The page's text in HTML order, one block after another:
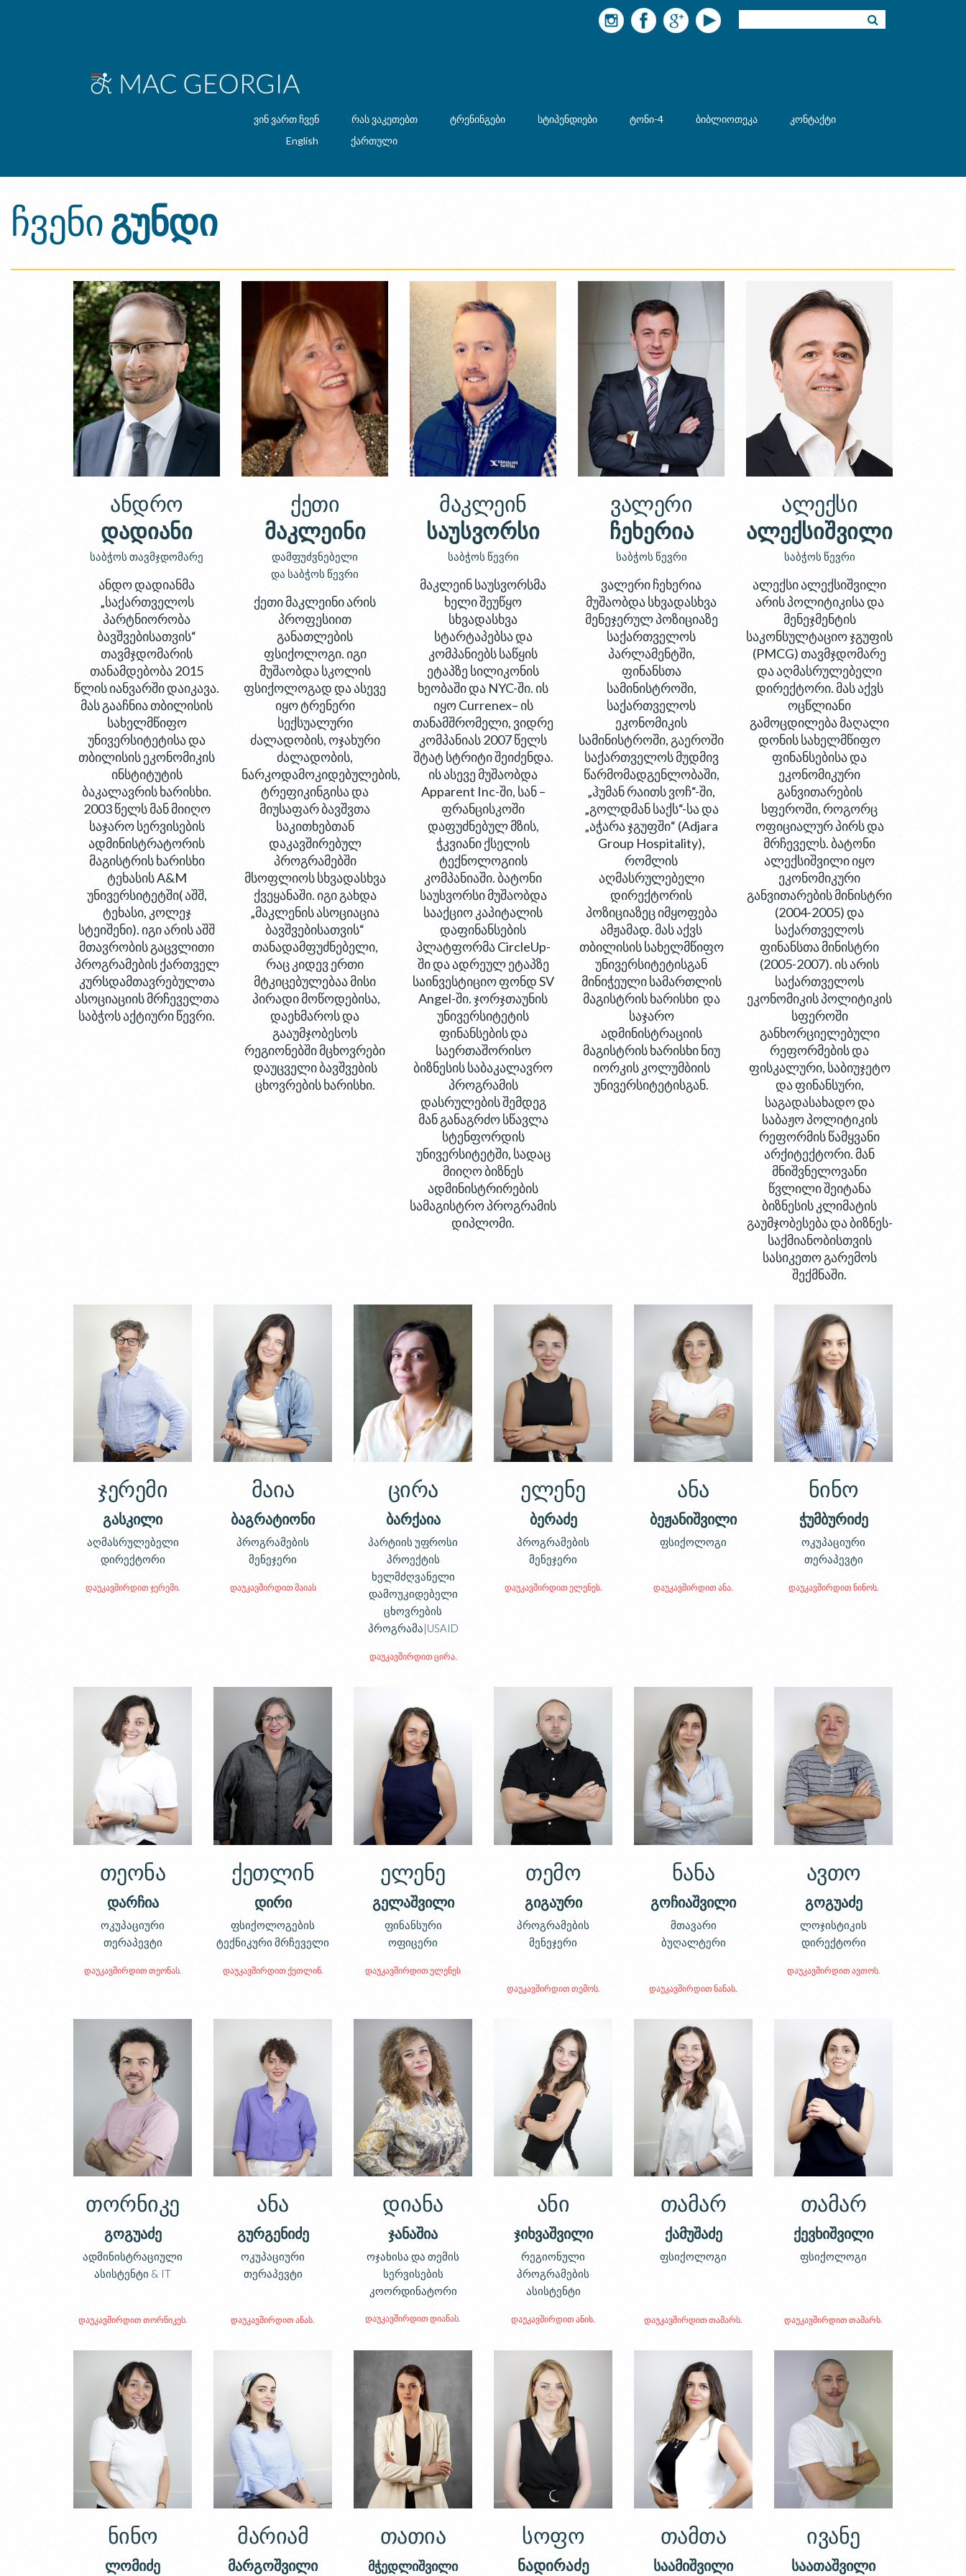
ვინ ვართ ჩვენ რას ვაკეთებთ ტრენინგები სტიპენდიები ტონი-4 ბიბლიოთეკა
კონტაქტი
English
ქართული
ჩვენიგუნდი
ანდრო
დადიანი
საბჭოს თავმჯდომარე
ანდო დადიანმა
„საქართველოს
პარტნიორობა
ბავშვებისათვის“
თავმჯდომარის
თანამდებობა 2015
წლის იანვარში დაიკავა.
მას გააჩნია თბილისის
სახელმწიფო
უნივერსიტეტისა და
თბილისის ეკონომიკის
ინსტიტუტის
ბაკალავრის ხარისხი.
2003 წელს მან მიიღო
საჯარო სერვისების
ადმინისტრატორის
მაგისტრის ხარისხი
ტეხასის A&M
უნივერსიტეტში( აშშ,
ტეხასი, კოლეჯ
სტეიშენი). იგი არის აშშ
მთავრობის გაცვლითი
პროგრამების ქართველ
კურსდამთავრებულთა
ასოციაციის მრჩეველთა
საბჭოს აქტიური წევრი.
ქეთი
მაკლეინი
დამფუძვნებელი
და საბჭოს წევრი
ქეთი მაკლეინი არის
პროფესიით
განათლების
ფსიქოლოგი. იგი
მუშაობდა სკოლის
ფსიქოლოგად და ასევე
იყო ტრენერი
სექსუალური
ძალადობის, ოჯახური
ძალადობის,
ნარკოდამოკიდებულების,
ტრეფიკინგისა და
მიუსაფარ ბავშვთა
საკითხებთან
დაკავშირებულ
პროგრამებში
მსოფლიოს სხვადასხვა
ქვეყანაში. იგი გახდა
„მაკლენის ასოციაცია
ბავშვებისათვის“
თანადამფუძნებელი,
რაც კიდევ ერთი
მტკიცებულებაა მისი
პირადი მოწოდებისა,
დაეხმაროს და
გააუმჯობესოს
რეგიონებში მცხოვრები
დაუცველი ბავშვების
ცხოვრების ხარისხი.
მაკლეინ
საუსვორსი
საბჭოს წევრი
მაკლეინ საუსვორსმა
ხელი შეუწყო
სხვადასხვა
სტარტაპებსა და
კომპანიებს საწყის
ეტაპზე სილიკონის
ხეობაში და NYC-ში. ის
იყო Currenex– ის
თანამშრომელი, ვიდრე
კომპანიას 2007 წელს
შტატ სტრიტი შეიძენდა.
ის ასევე მუშაობდა
Apparent Inc-ში, სან –
ფრანცისკოში
დაფუძნებულ მზის,
ჭკვიანი ქსელის
ტექნოლოგიის
კომპანიაში. ბატონი
საუსვორსი მუშაობდა
სააქციო კაპიტალის
დაფინანსების
პლატფორმა CircleUp-
ში და ადრეულ ეტაპზე
საინვესტიციო ფონდ SV
Angel-ში. ჯორჯთაუნის
უნივერსიტეტის
ფინანსების და
საერთაშორისო
ბიზნესის საბაკალავრო
პროგრამის
დასრულების შემდეგ
მან განაგრძო სწავლა
სტენფორდის
უნივერსიტეტში, სადაც
მიიღო ბიზნეს
ადმინისტრირების
სამაგისტრო პროგრამის
დიპლომი.
ვალერი
ჩეხერია
საბჭოს წევრი
ვალერი ჩეხერია
მუშაობდა სხვადასხვა
მენეჯერულ პოზიციაზე
საქართველოს
პარლამენტში,
ფინანსთა
სამინისტროში,
საქართველოს
ეკონომიკის
სამინისტროში, გაეროში
საქართველოს მუდმივ
წარმომადგენლობაში,
„ჰუმან რაითს ვოჩ“-ში,
„გოლდმან საქს“-სა და
„აჭარა ჯგუფში“ (Adjara
Group Hospitality),
რომლის
აღმასრულებელი
დირექტორის
პოზიციაზეც იმყოფება
ამჟამად. მას აქვს
თბილისის სახელმწიფო
უნივერსიტეტისგან
მინიჭეული სამართლის
მაგისტრის ხარისხი და
საჯარო
ადმინისტრაციის
მაგისტრის ხარისხი ნიუ
იორკის კოლუმბიის
უნივერსიტეტისგან.
ალექსი
ალექსიშვილი
საბჭოს წევრი
ალექსი ალექსიშვილი
არის პოლიტიკისა და
მენეჯმენტის
საკონსულტაციო ჯგუფის
(PMCG) თავმჯდომარე
და აღმასრულებელი
დირექტორი. მას აქვს
ოცწლიანი
გამოცდილება მაღალი
დონის სახელმწიფო
ფინანსებისა და
ეკონომიკური
განვითარების
სფეროში, როგორც
ოფიციალურ პირს და
მრჩეველს. ბატონი
ალექსიშვილი იყო
ეკონომიკური
განვითარების მინისტრი
(2004-2005) და
საქართველოს
ფინანსთა მინისტრი
(2005-2007). ის არის
საქართველოს
ეკონომიკის პოლიტიკის
სფეროში
განხორციელებული
რეფორმების და
ფისკალური, საბიუჯეტო
და ფინანსური,
საგადასახადო და
საბაჟო პოლიტიკის
რეფორმის წამყვანი
არქიტექტორი. მან
მნიშვნელოვანი
წვლილი შეიტანა
ბიზნესის კლიმატის
გაუმჯობესება და ბიზნეს-
საქმიანობისთვის
სასიკეთო გარემოს
შექმნაში.
ჯერემი
გასკილი
აღმასრულებელი
დირექტორი
დაუკავშირდით ჯერემი.
მაია
ბაგრატიონი
პროგრამების
მენეჯერი
დაუკავშირდით მაიას
ცირა
ბარქაია
პარტიის უფროსი
პროექტის
ხელმძღვანელი
დამოუკიდებელი
ცხოვრების
პროგრამა|USAID
დაუკავშირდით ცირა.
ელენე
ბერაძე
პროგრამების
მენეჯერი
დაუკავშირდით ელენეს.
ანა
ბეჟანიშვილი
ფსიქოლოგი
დაუკავშირდით ანა.
ნინო
ჭუმბურიძე
ოკუპაციური
თერაპევტი
დაუკავშირდით ნინოს.
თეონა
დარჩია
ოკუპაციური
თერაპევტი
დაუკავშირდით თეონას.
ქეთლინ
დირი
ფსიქოლოგების
ტექნიკური მრჩეველი
დაუკავშირდით ქეთლინ.
ელენე
გელაშვილი
ფინანსური
ოფიცერი
დაუკავშირდით ელენეს
თემო
გიგაური
პროგრამების
მენეჯერი
დაუკავშირდით თემოს.
ნანა
გოჩიაშვილი
მთავარი
ბუღალტერი
დაუკავშირდით ნანას.
ავთო
გოგუაძე
ლოჯისტიკის
დირექტორი
დაუკავშირდით ავთოს.
თორნიკე
გოგუაძე
ადმინისტრაციული
ასისტენტი & IT
დაუკავშირდით თორნიკეს.
ანა
გურგენიძე
ოკუპაციური
თერაპევტი
დაუკავშირდით ანას.
დიანა
ჯანაშია
ოჯახისა და თემის
სერვისების
კოორდინატორი
დაუკავშირდით დიანას.
ანი
ჯიხვაშვილი
რეგიონული
პროგრამების
ასისტენტი
დაუკავშირდით ანის.
თამარ
ქამუშაძე
ფსიქოლოგი
დაუკავშირდით თამარს.
თამარ
ქევხიშვილი
ფსიქოლოგი
დაუკავშირდით თამარს.
ნინო
ლომიძე
მარიამ
მარგოშვილი
თათია
მჭედლიშვილი
სოფო
ნადირაძე
თამთა
საამიშვილი
ივანე
საათაშვილი